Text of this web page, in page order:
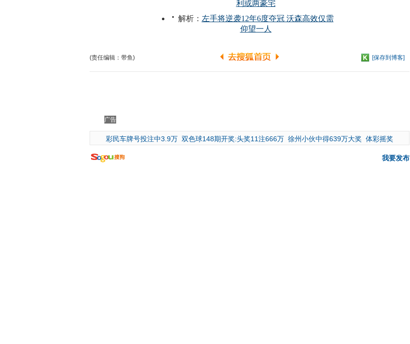
(责任编辑：带鱼) [保存到博客]
广告
彩民车牌号投注中3.9万 双色球148期开奖:头奖11注666万 徐州小伙中得639万大奖 体彩摇奖
我要发布